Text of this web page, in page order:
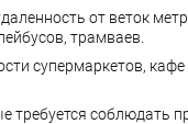
от веток
трамваев.
супермаркетов, кафе
требуется соблюдать